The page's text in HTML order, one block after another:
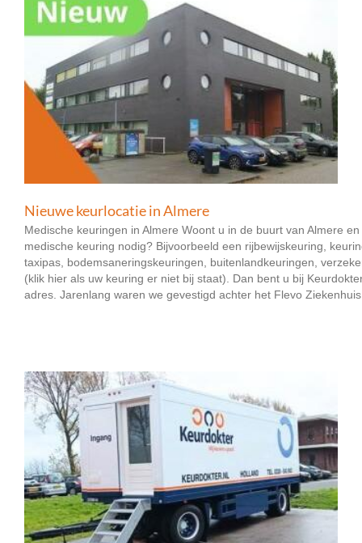
Nieuwe keurlocatie in Almere
Medische keuringen in Almere Woont u in de buurt van Almere
medische keuring nodig? Bijvoorbeeld een rijbewijskeuring,
taxipas, bodemsaneringskeuringen, buitenlandkeuringen,
(klik hier als uw keuring er niet bij staat). Dan bent u bij
adres. Jarenlang waren we gevestigd achter het Flevo